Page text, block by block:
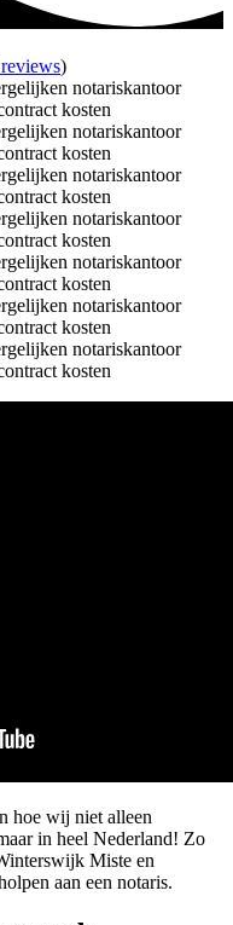
)
hoe wij niet alleen
in heel Nederland! Zo
Miste en
aan een notaris.